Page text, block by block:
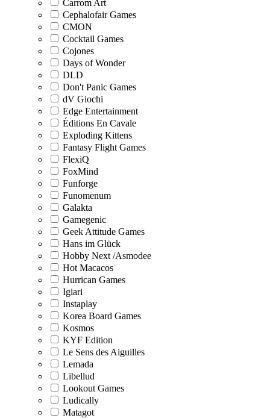
Carrom Art
Cephalofair Games
CMON
Cocktail Games
Cojones
Days of Wonder
DLD
Don't Panic Games
dV Giochi
Edge Entertainment
Éditions En Cavale
Exploding Kittens
Fantasy Flight Games
FlexiQ
FoxMind
Funforge
Funomenum
Galakta
Gamegenic
Geek Attitude Games
Hans im Glück
Hobby Next /Asmodee
Hot Macacos
Hurrican Games
Igiari
Instaplay
Korea Board Games
Kosmos
KYF Edition
Le Sens des Aiguilles
Lemada
Libellud
Lookout Games
Ludically
Matagot